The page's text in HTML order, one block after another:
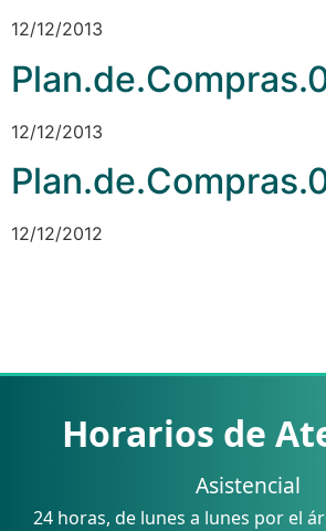
12/12/2013
12/12/2013
12/12/2012
Horarios de
Asistencial
24 horas, de lunes a lunes por el